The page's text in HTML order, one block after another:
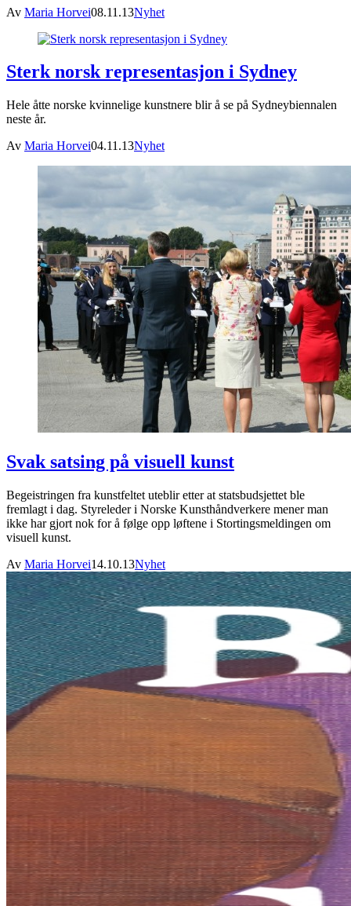
Av Maria Horvei08.11.13Nyhet
Sterk norsk representasjon i Sydney
Hele åtte norske kvinnelige kunstnere blir å se på Sydneybiennalen
neste år.
Av Maria Horvei04.11.13Nyhet
Svak satsing på visuell kunst
Begeistringen fra kunstfeltet uteblir etter at statsbudsjettet ble
fremlagt i dag. Styreleder i Norske Kunsthåndverkere mener man
ikke har gjort nok for å følge opp løftene i Stortingsmeldingen om
visuell kunst.
Av Maria Horvei14.10.13Nyhet